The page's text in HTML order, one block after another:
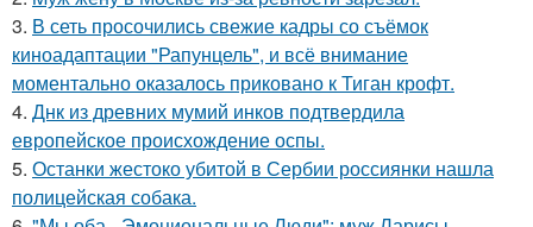
3. В сеть просочились свежие кадры со съёмок
киноадаптации "Рапунцель", и всё внимание
моментально оказалось приковано к Тиган крофт.
4. Днк из древних мумий инков подтвердила
европейское происхождение оспы.
5. Останки жестоко убитой в Сербии россиянки нашла
полицейская собака.